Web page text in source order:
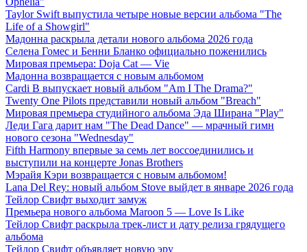
Taylor Swift выпустила четыре новые версии альбома "The
Life of a Showgirl"
Мадонна раскрыла детали нового альбома 2026 года
Селена Гомес и Бенни Бланко официально поженились
Мировая премьера: Doja Cat — Vie
Мадонна возвращается с новым альбомом
Cardi B выпускает новый альбом "Am I The Drama?"
Twenty One Pilots представили новый альбом "Breach"
Мировая премьера студийного альбома Эда Ширана "Play"
Леди Гага дарит нам "The Dead Dance" — мрачный гимн
нового сезона "Wednesday"
Fifth Harmony впервые за семь лет воссоединились и
выступили на концерте Jonas Brothers
Мэрайя Кэри возвращается с новым альбомом!
Lana Del Rey: новый альбом Stove выйдет в январе 2026 года
Тейлор Свифт выходит замуж
Премьера нового альбома Maroon 5 — Love Is Like
Тейлор Свифт раскрыла трек-лист и дату релиза грядущего
альбома
Тейлор Свифт объявляет новую эру